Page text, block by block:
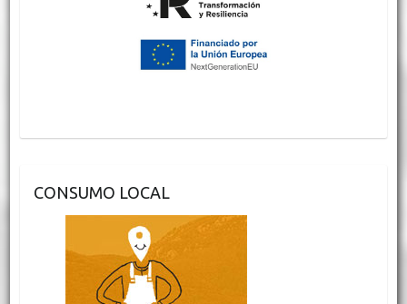
CONSUMO LOCAL